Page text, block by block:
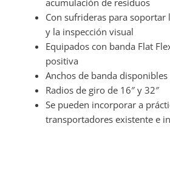
Con sufrideras para
y la inspección visual
Equipados con banda Flat
positiva
Anchos de banda disponibles
Radios de giro de 16″ y 32″
Se pueden incorporar a
transportadores existente e